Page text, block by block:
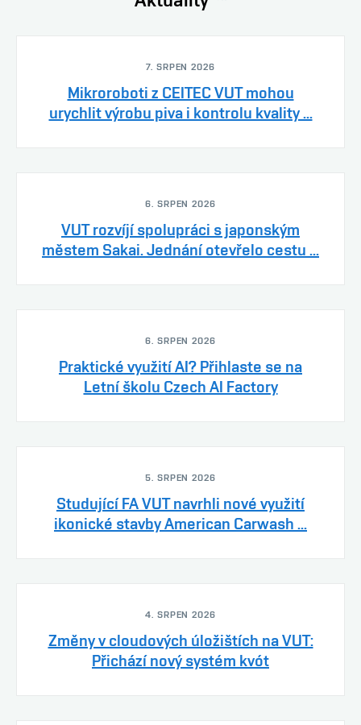
7. SRPEN 2026
Mikroroboti z CEITEC VUT mohou
urychlit výrobu piva i kontrolu kvality ...
6. SRPEN 2026
VUT rozvíjí spolupráci s japonským
městem Sakai. Jednání otevřelo cestu ...
6. SRPEN 2026
Praktické využití AI? Přihlaste se na
Letní školu Czech AI Factory
5. SRPEN 2026
Studující FA VUT navrhli nové využití
ikonické stavby American Carwash ...
4. SRPEN 2026
Změny v cloudových úložištích na VUT:
Přichází nový systém kvót